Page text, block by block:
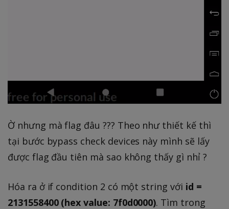
Ờ nhưng mà flag đâu ??? Theo như thiết kế thì
tại bước bypass check devices này mình sẽ lấy
được flag đầu tiên mà sao không thấy gì nhỉ ?
Hóa ra ở if condition 2 có một string với id =
2131558400 (hex value: 7f0d0000). Tìm trong